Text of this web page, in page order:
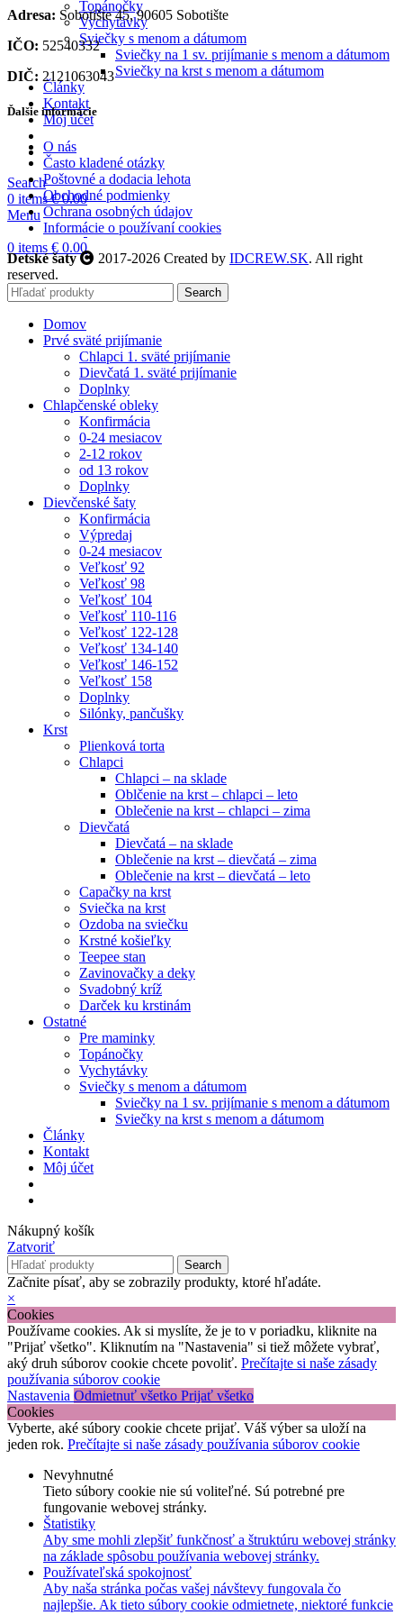
Topánočky
Vychytávky
Sviečky s menom a dátumom
Sviečky na 1 sv. prijímanie s menom a dátumom
Sviečky na krst s menom a dátumom
Články
Kontakt
Môj účet
Search
0 items €0.00
Menu
0 items € 0.00
Adresa: Sobotište 45, 90605 Sobotište
IČO: 52540332
DIČ: 2121063043
Ďalšie informácie
O nás
Často kladené otázky
Poštovné a dodacia lehota
Obchodné podmienky
Ochrana osobných údajov
Informácie o používaní cookies
Detské šaty
2017-2026 Created by IDCREW.SK. All right
reserved.
Search
Domov
Prvé sväté prijímanie
Chlapci 1. sväté prijímanie
Dievčatá 1. sväté prijímanie
Doplnky
Chlapčenské obleky
Konfirmácia
0-24 mesiacov
2-12 rokov
od 13 rokov
Doplnky
Dievčenské šaty
Konfirmácia
Výpredaj
0-24 mesiacov
Veľkosť 92
Veľkosť 98
Veľkosť 104
Veľkosť 110-116
Veľkosť 122-128
Veľkosť 134-140
Veľkosť 146-152
Veľkosť 158
Doplnky
Silónky, pančušky
Krst
Plienková torta
Chlapci
Chlapci – na sklade
Oblčenie na krst – chlapci – leto
Oblečenie na krst – chlapci – zima
Dievčatá
Dievčatá – na sklade
Oblečenie na krst – dievčatá – zima
Oblečenie na krst – dievčatá – leto
Capačky na krst
Sviečka na krst
Ozdoba na sviečku
Krstné košieľky
Teepee stan
Zavinovačky a deky
Svadobný kríž
Darček ku krstinám
Ostatné
Pre maminky
Topánočky
Vychytávky
Sviečky s menom a dátumom
Sviečky na 1 sv. prijímanie s menom a dátumom
Sviečky na krst s menom a dátumom
Články
Kontakt
Môj účet
Nákupný košík
Zatvoriť
Search
Začnite písať, aby se zobrazily produkty, ktoré hľadáte.
×
Cookies
Používame cookies. Ak si myslíte, že je to v poriadku, kliknite na
"Prijať všetko". Kliknutím na "Nastavenia" si tiež môžete vybrať,
aký druh súborov cookie chcete povoliť. Prečítajte si naše zásady
používania súborov cookie
Nastavenia Odmietnuť všetko Prijať všetko
Cookies
Vyberte, aké súbory cookie chcete prijať. Váš výber sa uloží na
jeden rok. Prečítajte si naše zásady používania súborov cookie
Nevyhnutné
Tieto súbory cookie nie sú voliteľné. Sú potrebné pre
fungovanie webovej stránky.
Štatistiky
Aby sme mohli zlepšiť funkčnosť a štruktúru webovej stránky
na základe spôsobu používania webovej stránky.
Používateľská spokojnosť
Aby naša stránka počas vašej návštevy fungovala čo
najlepšie. Ak tieto súbory cookie odmietnete, niektoré funkcie